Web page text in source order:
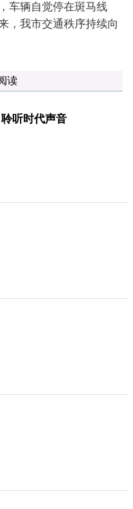
辆自觉停在斑马线
，我市交通秩序持续向
读
听时代声音